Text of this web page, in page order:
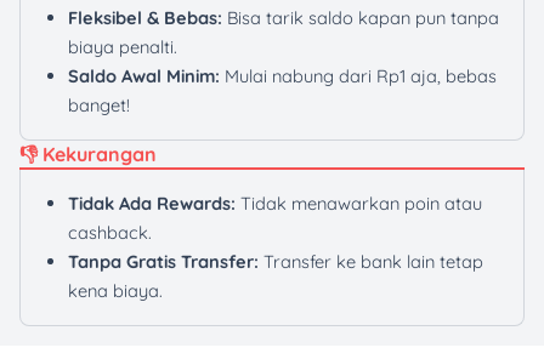
Fleksibel & Bebas: Bisa tarik saldo kapan pun tanpa
biaya penalti.
Saldo Awal Minim: Mulai nabung dari Rp1 aja, bebas
banget!
👎 Kekurangan
Tidak Ada Rewards: Tidak menawarkan poin atau
cashback.
Tanpa Gratis Transfer: Transfer ke bank lain tetap
kena biaya.